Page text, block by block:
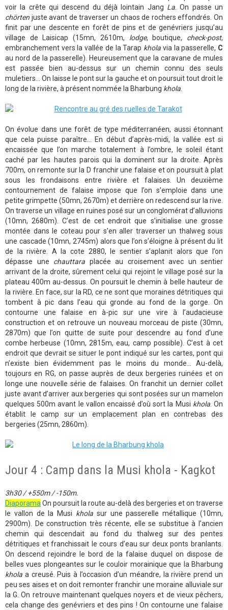
voir la crête qui descend du déjà lointain Jang La. On passe un
chörten juste avant de traverser un chaos de rochers effondrés. On
finit par une descente en forêt de pins et de genévriers jusqu’au
village de Laisicap (15mn, 2610m, lodge, boutique, check-post,
embranchement vers la vallée de la Tarap khola via la passerelle, C
au nord de la passerelle). Heureusement que la caravane de mules
est passée bien au-dessus sur un chemin connu des seuls
muletiers… On laisse le pont sur la gauche et on poursuit tout droit le
long de la rivière, à présent nommée la Bharbung khola.
On évolue dans une forêt de type méditerranéen, aussi étonnant
que cela puisse paraître… En début d’après-midi, la vallée est si
encaissée que l’on marche totalement à l’ombre, le soleil étant
caché par les hautes parois qui la dominent sur la droite. Après
700m, on remonte sur la D franchir une falaise et on poursuit à plat
sous les frondaisons entre rivière et falaises. Un deuxième
contournement de falaise impose que l’on s’emploie dans une
petite grimpette (50mn, 2670m) et derrière on redescend sur la rive.
On traverse un village en ruines posé sur un conglomérat d’alluvions
(10mn, 2680m). C’est de cet endroit que s’initialise une grosse
montée dans le coteau pour s’en aller traverser un thalweg sous
une cascade (10mn, 2745m) alors que l’on s’éloigne à présent du lit
de la rivière. A la cote 2880, le sentier s’aplanit alors que l’on
dépasse une chauttara placée au croisement avec un sentier
arrivant de la droite, sûrement celui qui rejoint le village posé sur la
plateau 400m au-dessus. On poursuit le chemin à belle hauteur de
la rivière. En face, sur la RD, ce ne sont que moraines détritiques qui
tombent à pic dans l’eau qui gronde au fond de la gorge. On
contourne une falaise en à-pic sur une vire à l’audacieuse
construction et on retrouve un nouveau morceau de piste (30mn,
2870m) que l’on quitte de suite pour descendre au fond d’une
combe herbeuse (10mn, 2815m, eau, camp possible). C’est à cet
endroit que devrait se situer le pont indiqué sur les cartes, pont qui
n’existe bien évidemment pas le moins du monde… Au-delà,
toujours en RG, on passe auprès de deux bergeries ruinées et on
longe une nouvelle série de falaises. On franchit un dernier collet
juste avant d’arriver aux bergeries qui sont posées sur un mamelon
quelques 500m avant le vallon encaissé d’où sort la Musi khola. On
établit le camp sur un emplacement plan en contrebas des
bergeries (25mn, 2860m).
Jour 4 : Camp dans la Musi khola - Kagkot
3h30 / +550m / -150m.
DiaporamaOn poursuit la route au-delà des bergeries et on traverse
le vallon de la Musi khola sur une passerelle métallique (10mn,
2900m). De construction très récente, elle se substitue à l’ancien
chemin qui descendait au fond du thalweg sur des pentes
détritiques et franchissait le cours d’eau sur deux ponts branlants.
On descend rejoindre le bord de la falaise duquel on dispose de
belles vues plongeantes sur le couloir morainique que la Bharbung
khola a creusé. Puis à l’occasion d’un méandre, la rivière prend un
peu ses aises et on doit remonter franchir une moraine alluviale sur
la G. On retrouve maintenant quelques noyers et de vieux pêchers,
cela change des genévriers et des pins ! On contourne une falaise